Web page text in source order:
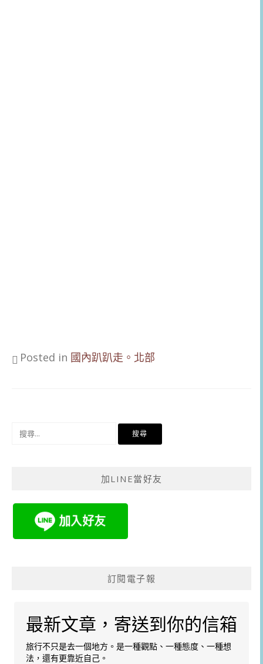
Posted in 國內趴趴走。北部
加LINE當好友
訂閱電子報
最新文章，寄送到你的信箱
旅行不只是去一個地方。是一種觀點、一種態度、一種想
法，還有更靠近自己。